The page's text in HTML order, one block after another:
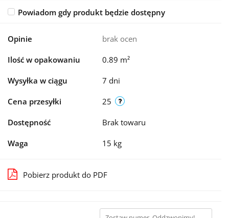
Powiadom gdy produkt będzie dostępny
Opinie brak ocen
Ilość w opakowaniu 0.89 m²
Wysyłka w ciągu 7 dni
Cena przesyłki 25
Dostępność Brak towaru
Waga 15 kg
Pobierz produkt do PDF